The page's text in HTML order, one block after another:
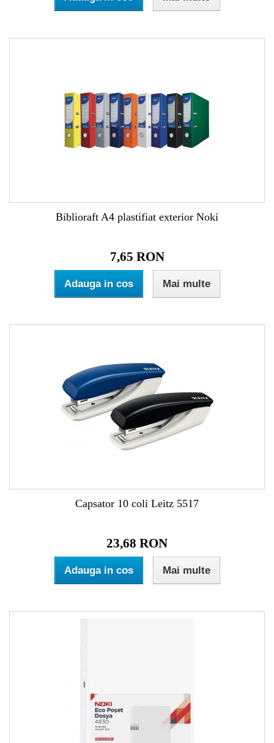
Biblioraft A4 plastifiat exterior Noki
7,65 RON
Adauga in cos Mai multe
Capsator 10 coli Leitz 5517
23,68 RON
Adauga in cos Mai multe